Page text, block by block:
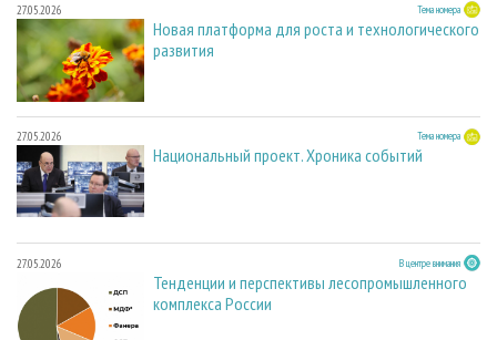
27.05.2026 Тема номера
Новая платформа для роста и технологического
развития
27.05.2026 Тема номера
Национальный проект. Хроника событий
27.05.2026 В центре внимания
Тенденции и перспективы лесопромышленного
комплекса России